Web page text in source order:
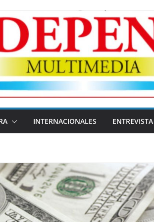
INTERNACIONALES ENTREVISTA